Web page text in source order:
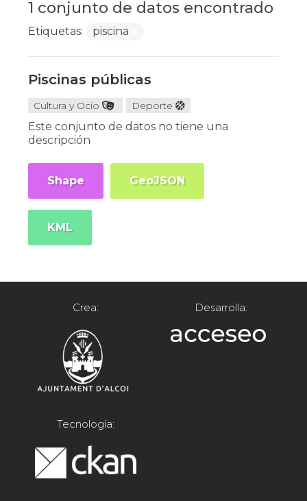
1 conjunto de datos encontrado
Etiquetas: piscina
Piscinas públicas
Cultura y Ocio Deporte
Este conjunto de datos no tiene una
descripción
Shape GeoJSON
KML
Crea: Desarrolla:
Tecnología: